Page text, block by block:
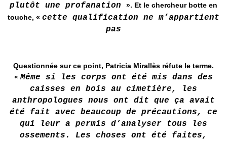
plutôt une profanation ». Et le chercheur botte en
touche, « cette qualification ne m’appartient
pas
Questionnée sur ce point, Patricia Mirallès réfute le terme.
« Même si les corps ont été mis dans des
caisses en bois au cimetière, les
anthropologues nous ont dit que ça avait
été fait avec beaucoup de précautions, ce
qui leur a permis d’analyser tous les
ossements. Les choses ont été faites,